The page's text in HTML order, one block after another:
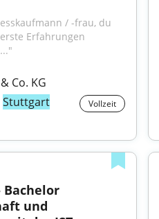
/ -frau, du
Erfahrungen
Co. KG
Stuttgart Vollzeit
Bachelor
und